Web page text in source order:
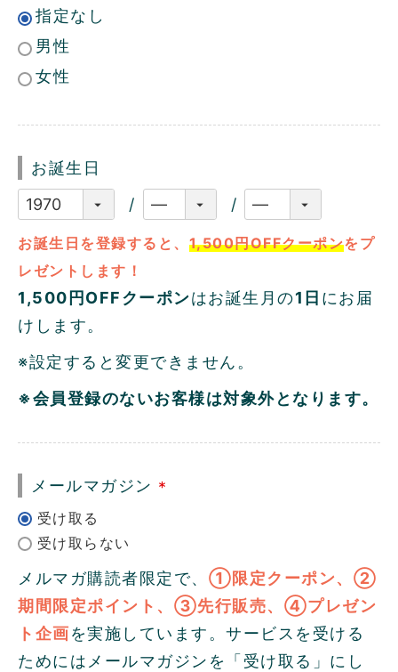
指定なし
男性
女性
お誕生日
お誕生日を登録すると、 1,500円OFFクーポンをプ
レゼントします！
1,500円OFFクーポンはお誕生月の1日 にお届
けします。
※設定すると変更できません。
※会員登録のないお客様は対象外となります。
メールマガジン
)
メルマガ購読者限定で、 ①限定クーポン、②
期間限定ポイント、③先行販売、④プレゼン
ト企画を実施しています。サービスを受ける
ためにはメールマガジンを「受け取る」にし